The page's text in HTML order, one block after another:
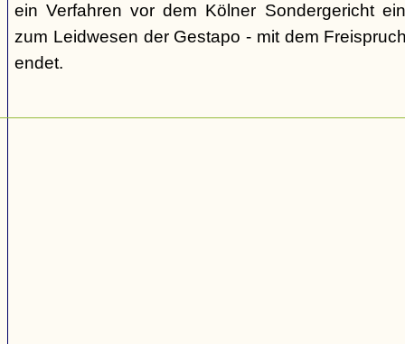
ein Verfahren vor dem Kölner Sondergericht
zum Leidwesen der Gestapo - mit dem
endet.